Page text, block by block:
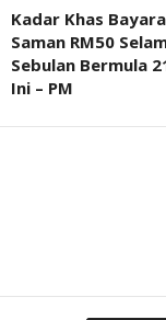
Kadar Khas
Saman RM50
Sebulan Bermula
Ini – PM